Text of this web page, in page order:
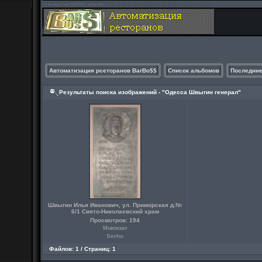
Автоматизация рсеторанов BarBo$$ Список альбомов
Результаты поиска изображений - "Одесса Швыгин генерал"
Швыгин Илья Иванович, ул. Приморская д.№
6/1 Свято-Николаевский храм
Просмотров: 194
Мовокзал
Serho
Файлов: 1 / Страниц: 1